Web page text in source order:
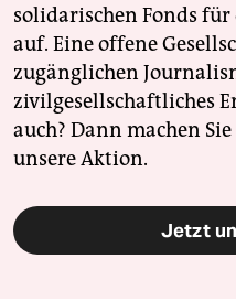
solidarischen Fonds
auf. Eine offene
zugänglichen
zivilgesellschaftliches
auch? Dann machen
unsere Aktion.
Jetzt